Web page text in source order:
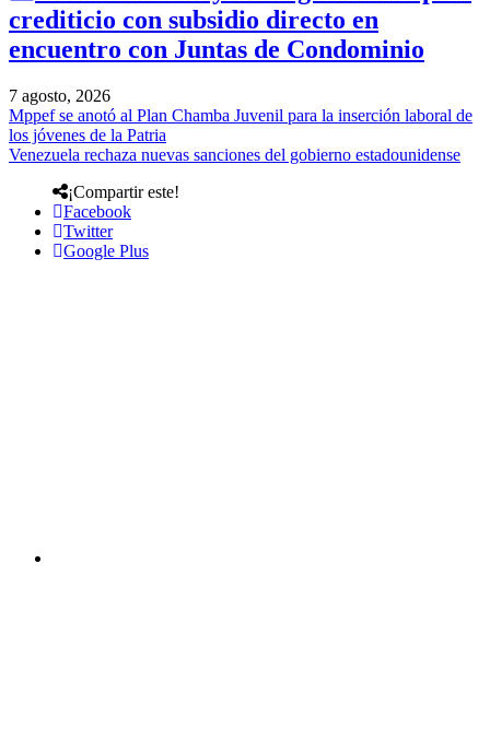
crediticio con subsidio directo en
encuentro con Juntas de Condominio
7 agosto, 2026
Mppef se anotó al Plan Chamba Juvenil para la inserción laboral de
los jóvenes de la Patria
Venezuela rechaza nuevas sanciones del gobierno estadounidense
¡Compartir este!
Facebook
Twitter
Google Plus